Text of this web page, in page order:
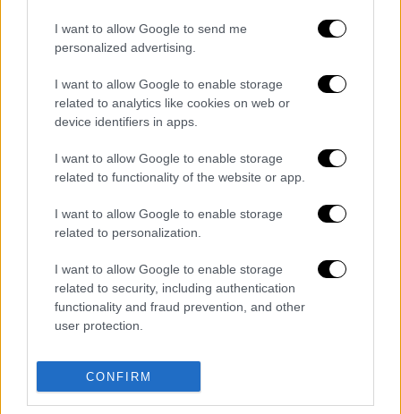
I want to allow Google to send me
personalized advertising.
I want to allow Google to enable storage
related to analytics like cookies on web or
device identifiers in apps.
I want to allow Google to enable storage
related to functionality of the website or app.
I want to allow Google to enable storage
related to personalization.
I want to allow Google to enable storage
related to security, including authentication
functionality and fraud prevention, and other
user protection.
CONFIRM
μπολσοναριστές από τα κυβερνητικά
κτίρια - Επέστρεψε ο Λούλα
Το ethnos.gr στο Αρκαλοχώρι:
«Φοβόμαστε πως δεν θα γυρίσουμε ποτέ
σπίτια μας, θα μείνουμε για πάντα στις
Τετράμηνο «φωτιά» για τις
παιχνίδια Ερντογάν μέχρι τις κάλπες
Ξεκινά η κατασκευή της νέας μονάδας
ηλεκτροπαραγωγής στην
Αλεξανδρούπολη
Διαβάστε ακόμη
«Στέρεψε» η αγορά από πινακίδες
κυκλοφορίας: Χιλιάδες αυτοκίνητα
παραμένουν αταξινόμητα - Λύση αναζητά
το υπουργείο